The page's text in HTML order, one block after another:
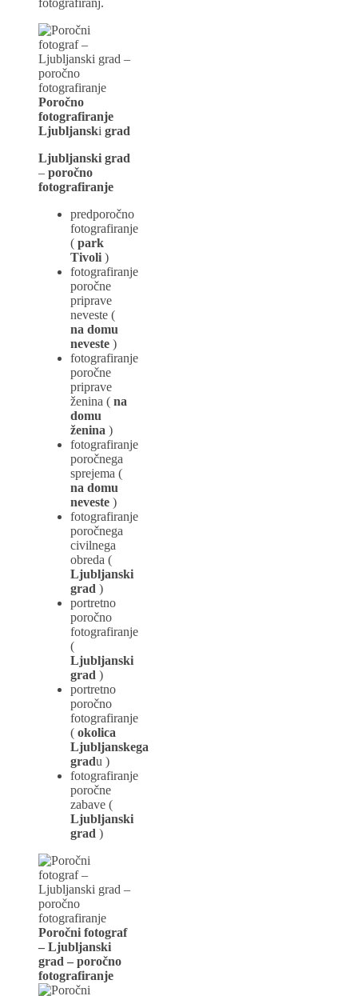
fotografiranj.
Poročno
fotografiranje
Ljubljanski grad
Ljubljanski grad
– poročno
fotografiranje
predporočno
fotografiranje
( park
Tivoli )
fotografiranje
poročne
priprave
neveste (
na domu
neveste )
fotografiranje
poročne
priprave
ženina ( na
domu
ženina )
fotografiranje
poročnega
sprejema (
na domu
neveste )
fotografiranje
poročnega
civilnega
obreda (
Ljubljanski
grad )
portretno
poročno
fotografiranje
(
Ljubljanski
grad )
portretno
poročno
fotografiranje
( okolica
Ljubljanskega
gradu )
fotografiranje
poročne
zabave (
Ljubljanski
grad )
Poročni fotograf
– Ljubljanski
grad – poročno
fotografiranje